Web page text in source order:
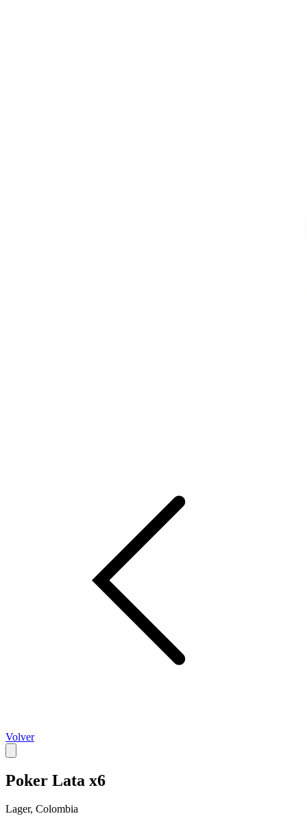
Volver
Poker Lata x6
Lager, Colombia